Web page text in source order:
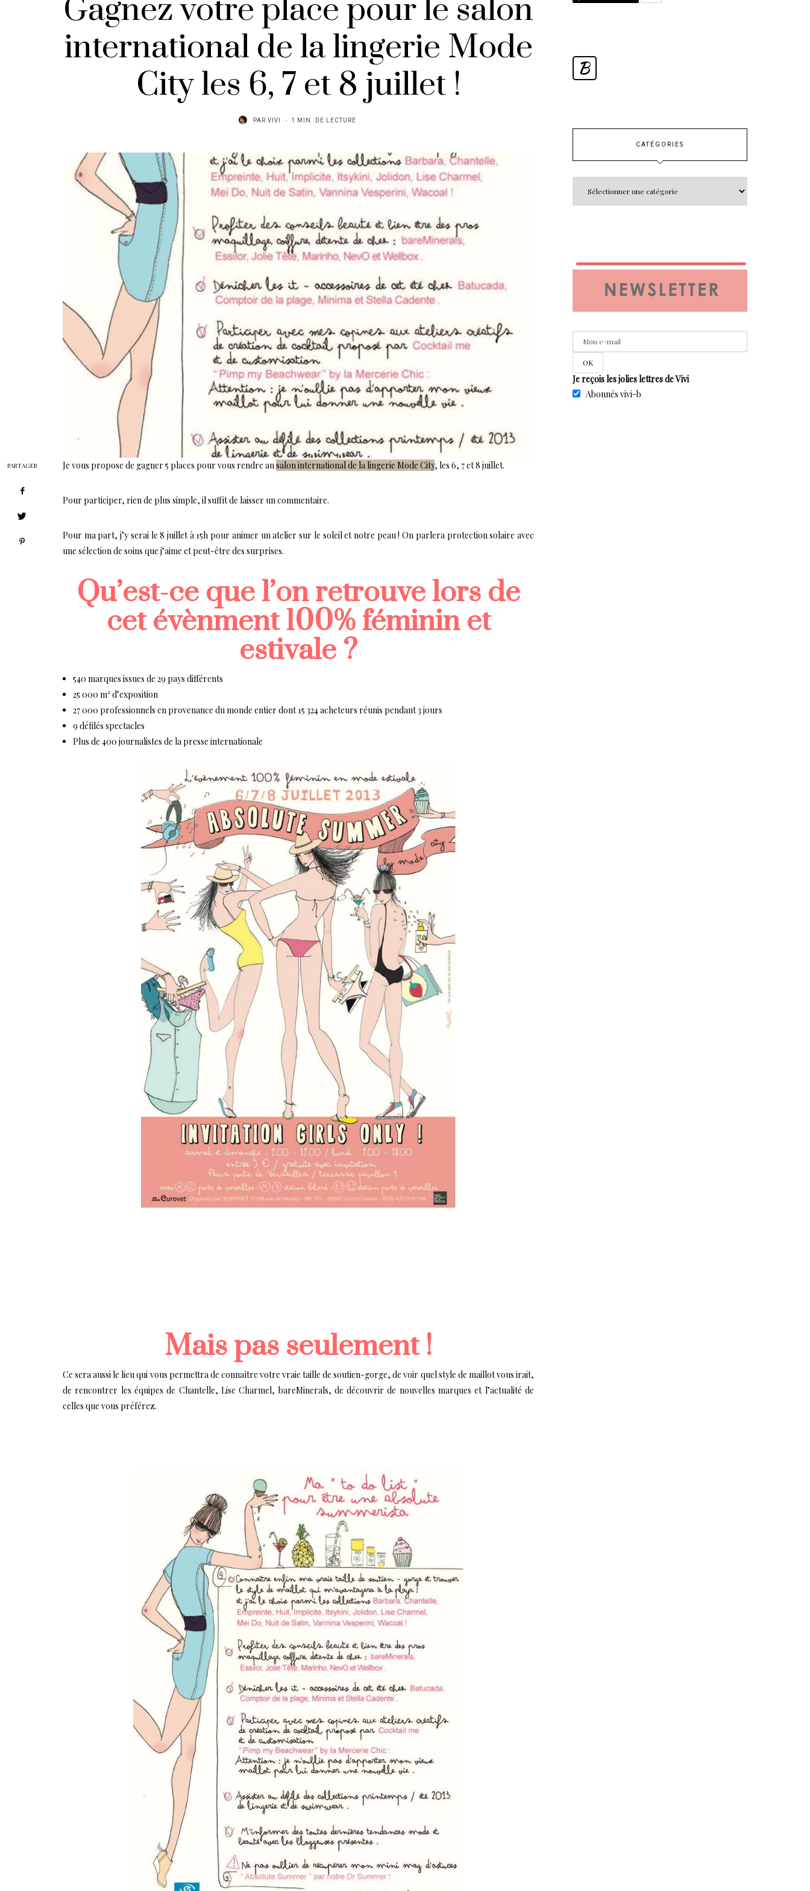
Gagnez votre place pour le salon
international de la lingerie Mode
City les 6, 7 et 8 juillet !
PAR VIVI 1 MIN. DE LECTURE
Je vous propose de gagner 5 places pour vous rendre ausalon international de la lingerie Mode City, les 6, 7 et 8 juillet.
Pour participer, rien de plus simple, il suffit de laisser un commentaire.
Pour ma part, j’y serai le 8 juillet à 15h pour animer un atelier sur le soleil et notre peau ! On parlera protection solaire avec
une sélection de soins que j’aime et peut-être des surprises.
Qu’est-ce que l’on retrouve lors de
cet évènment 100% féminin et
estivale ?
540 marques issues de 29 pays différents
25 000 m² d’exposition
27 000 professionnels en provenance du monde entier dont 15 324 acheteurs réunis pendant 3 jours
9 défilés spectacles
Plus de 400 journalistes de la presse internationale
Mais pas seulement !
Ce sera aussi le lieu qui vous permettra de connaître votre vraie taille de soutien-gorge, de voir quel style de maillot vous irait,
de rencontrer les équipes de Chantelle, Lise Charmel, bareMinerals, de découvrir de nouvelles marques et l’actualité de
celles que vous préférez.
PARTAGER
B
CATÉGORIES
Je reçois les jolies lettres de Vivi
Abonnés vivi-b